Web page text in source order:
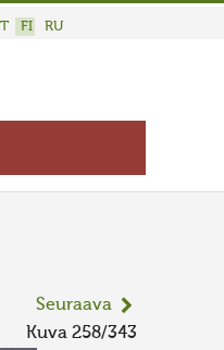
FI RU
Seuraava
Kuva 258/343